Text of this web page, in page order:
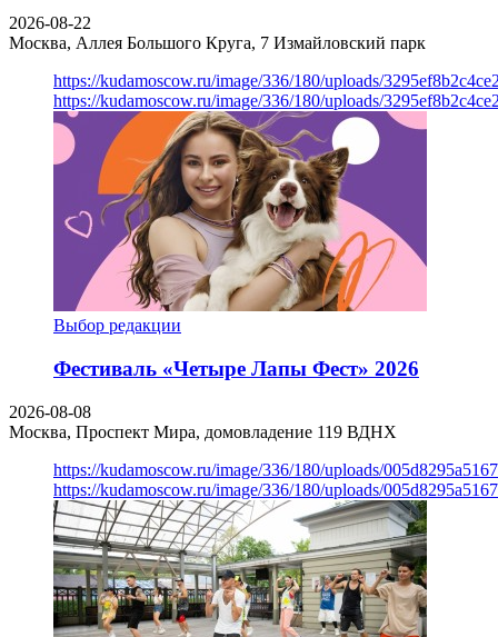
2026-08-22
Москва, Аллея Большого Круга, 7 Измайловский парк
https://kudamoscow.ru/image/336/180/uploads/
https://kudamoscow.ru/image/336/180/uploads/
Выбор редакции
Фестиваль «Четыре Лапы Фест» 2026
2026-08-08
Москва, Проспект Мира, домовладение 119 ВДНХ
https://kudamoscow.ru/image/336/180/uploads/
https://kudamoscow.ru/image/336/180/uploads/